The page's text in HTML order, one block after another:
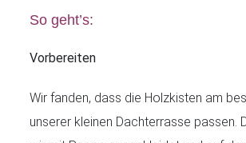
So geht’s:
Vorbereiten
Wir fanden, dass die Holzkisten am
unserer kleinen Dachterrasse passen.